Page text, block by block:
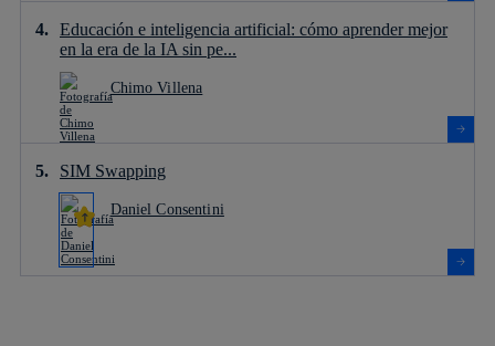
Educación e inteligencia artificial: cómo aprender mejor
en la era de la IA sin pe...
Chimo Villena
SIM Swapping
Daniel Consentini